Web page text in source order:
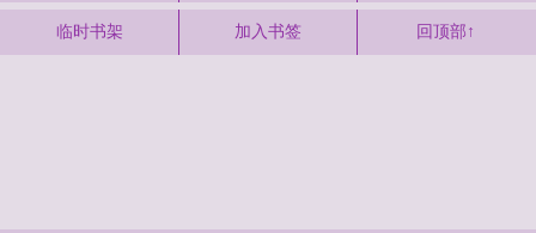
临时书架 加入书签 回顶部↑